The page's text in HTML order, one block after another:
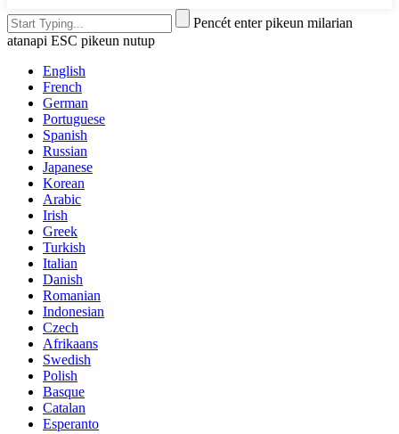
Pencét enter pikeun milarian
atanapi ESC pikeun nutup
English
French
German
Portuguese
Spanish
Russian
Japanese
Korean
Arabic
Irish
Greek
Turkish
Italian
Danish
Romanian
Indonesian
Czech
Afrikaans
Swedish
Polish
Basque
Catalan
Esperanto